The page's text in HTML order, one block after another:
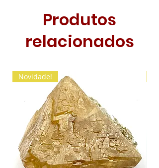
Produtos
relacionados
Novidade!